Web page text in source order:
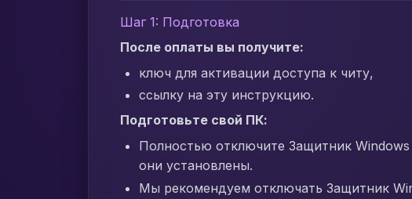
Шаг 1: Подготовка
После оплаты вы получите:
ключ для активации доступа к читу,
ссылку на эту инструкцию.
Подготовьте свой ПК:
Полностью отключите Защитник
они установлены.
Мы рекомендуем отключать Защитник